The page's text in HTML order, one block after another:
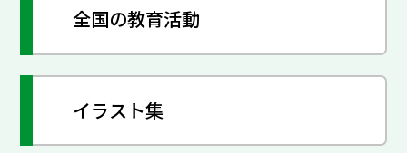
全国の教育活動
イラスト集